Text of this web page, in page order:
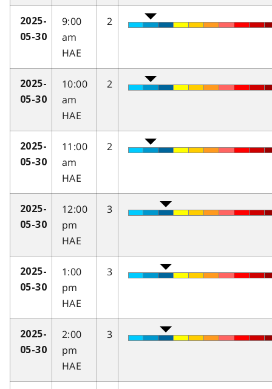
2025-
05-30
9:00
am
HAE
2
2025-
05-30
10:00
am
HAE
2
2025-
05-30
11:00
am
HAE
2
2025-
05-30
12:00
pm
HAE
3
2025-
05-30
1:00
pm
HAE
3
2025-
05-30
2:00
pm
HAE
3